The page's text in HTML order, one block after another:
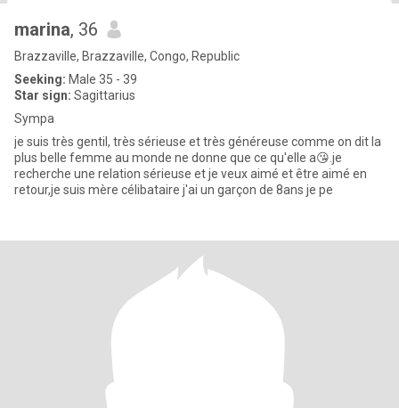
marina, 36
Brazzaville, Brazzaville, Congo, Republic
Seeking: Male 35 - 39
Star sign: Sagittarius
Sympa
je suis très gentil, très sérieuse et très généreuse comme on dit la
plus belle femme au monde ne donne que ce qu'elle a😘.je
recherche une relation sérieuse et je veux aimé et être aimé en
retour,je suis mère célibataire j'ai un garçon de 8ans je pe